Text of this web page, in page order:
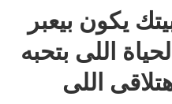
يكون بيعبر
اللى بتحبه
اللى